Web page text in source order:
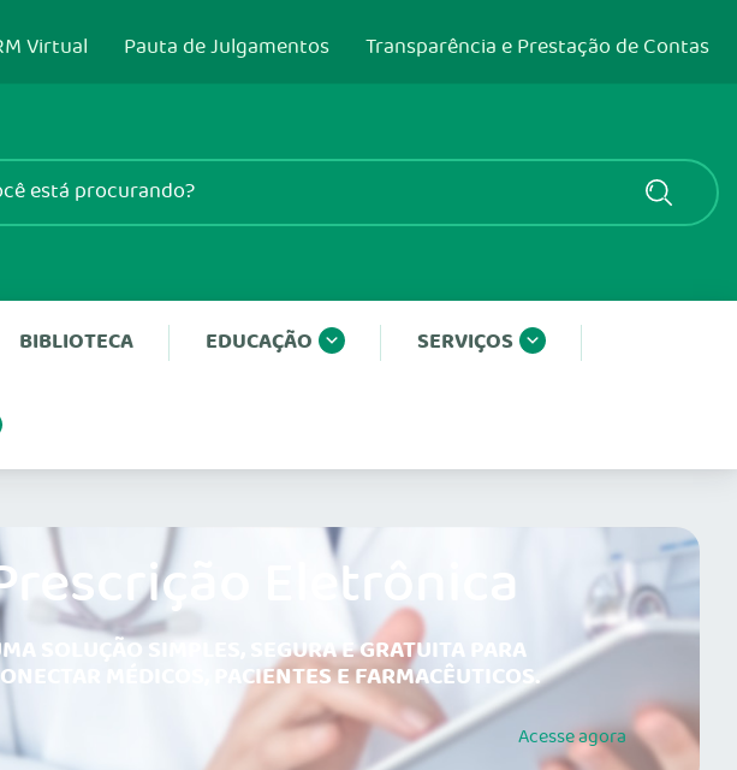
Virtual Pauta de Julgamentos Transparência e Prestação de Contas
BIBLIOTECA EDUCAÇÃO SERVIÇOS
Eletrônica
SOLUÇÃO SIMPLES, SEGURA E GRATUITA PARA
MÉDICOS, PACIENTES E FARMACÊUTICOS.
Acesseagora